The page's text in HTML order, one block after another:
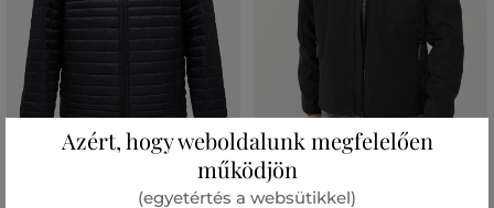
AKCIÓ -30%
DZSEKI PEAK PERFORMANCE M
AKCIÓ -30%
DZSEKI CAMEL ACTIVE
Azért, hogy weboldalunk megfelelően
működjön
(egyetértés a websütikkel)